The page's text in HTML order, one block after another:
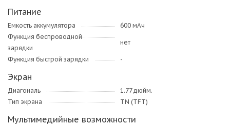
Питание
Емкость аккумулятора
600 мАч
Функция беспроводной
зарядки
нет
Функция быстрой зарядки -
Экран
Диагональ
1.77 дюйм.
Тип экрана
TN (TFT)
Мультимедийные возможности